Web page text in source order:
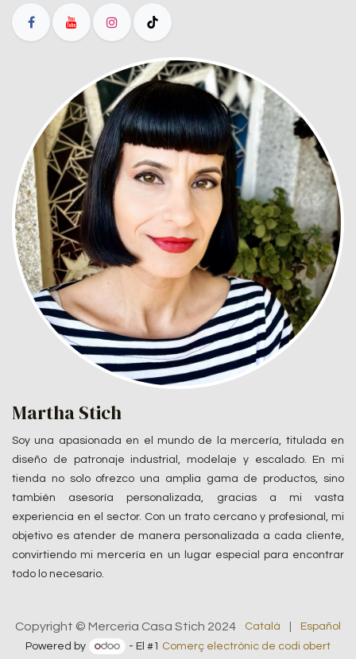
Martha Stich
Soy una apasionada en el mundo de la mercería, titulada en
diseño de patronaje industrial, modelaje y escalado. En mi
tienda no solo ofrezco una amplia gama de productos, sino
también asesoría personalizada, gracias a mi vasta
experiencia en el sector. Con un trato cercano y profesional, mi
objetivo es atender de manera personalizada a cada cliente,
convirtiendo mi mercería en un lugar especial para encontrar
todo lo necesario.
Copyright © Merceria Casa Stich 2024 Català
Español
Powered by
- El #1 Comerç electrònic de codi obert